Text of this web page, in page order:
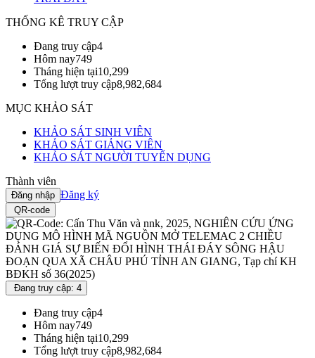
THỐNG KÊ TRUY CẬP
Đang truy cập4
Hôm nay749
Tháng hiện tại10,299
Tổng lượt truy cập8,982,684
MỤC KHẢO SÁT
KHẢO SÁT SINH VIÊN
KHẢO SÁT GIẢNG VIÊN
KHẢO SÁT NGƯỜI TUYỂN DỤNG
Thành viên
Đăng nhập Đăng ký
QR-code
Đang truy cập: 4
Đang truy cập4
Hôm nay749
Tháng hiện tại10,299
Tổng lượt truy cập8,982,684